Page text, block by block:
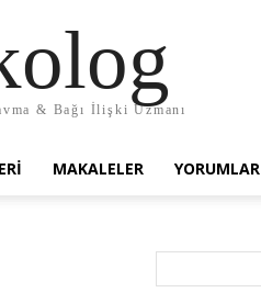
& Bağı İlişki Uzmanı
MAKALELER YORUMLAR